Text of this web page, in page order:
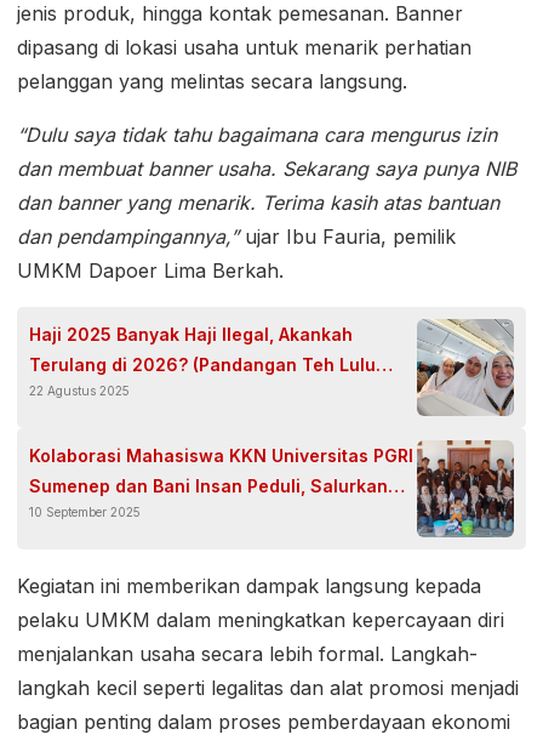
jenis produk, hingga kontak pemesanan. Banner
dipasang di lokasi usaha untuk menarik perhatian
pelanggan yang melintas secara langsung.
“Dulu saya tidak tahu bagaimana cara mengurus izin
dan membuat banner usaha. Sekarang saya punya NIB
dan banner yang menarik. Terima kasih atas bantuan
dan pendampingannya,”ujar Ibu Fauria, pemilik
UMKM Dapoer Lima Berkah.
Haji 2025 Banyak Haji Ilegal, Akankah
Terulang di 2026? (Pandangan Teh Lulu
tentang Pelaksanaan Haji 2025)
22 Agustus 2025
Kolaborasi Mahasiswa KKN Universitas PGRI
Sumenep dan Bani Insan Peduli, Salurkan
Sembako untuk Disabilitas dan Dhuafa
10 September 2025
Kegiatan ini memberikan dampak langsung kepada
pelaku UMKM dalam meningkatkan kepercayaan diri
menjalankan usaha secara lebih formal. Langkah-
langkah kecil seperti legalitas dan alat promosi menjadi
bagian penting dalam proses pemberdayaan ekonomi